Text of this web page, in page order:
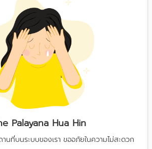
Palayana Hua Hin
นที่บนระบบของเรา ขออภัยในความไม่สะดวก